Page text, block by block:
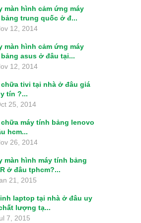
màn hình cảm ứng máy
trung quốc ở đ...
12, 2014
màn hình cảm ứng máy
asus ở đâu tại...
12, 2014
chữa tivi tại nhà ở đâu giá
tín ?...
25, 2014
chữa máy tính bảng lenovo
hcm...
26, 2014
màn hình máy tính bảng
ở đâu tphcm?...
21, 2015
laptop tại nhà ở đâu uy
lượng tạ...
7, 2015